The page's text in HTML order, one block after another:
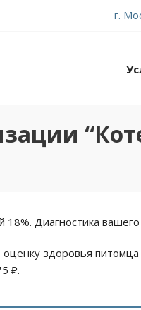
г.
Диагностика вашего
здоровья
₽.